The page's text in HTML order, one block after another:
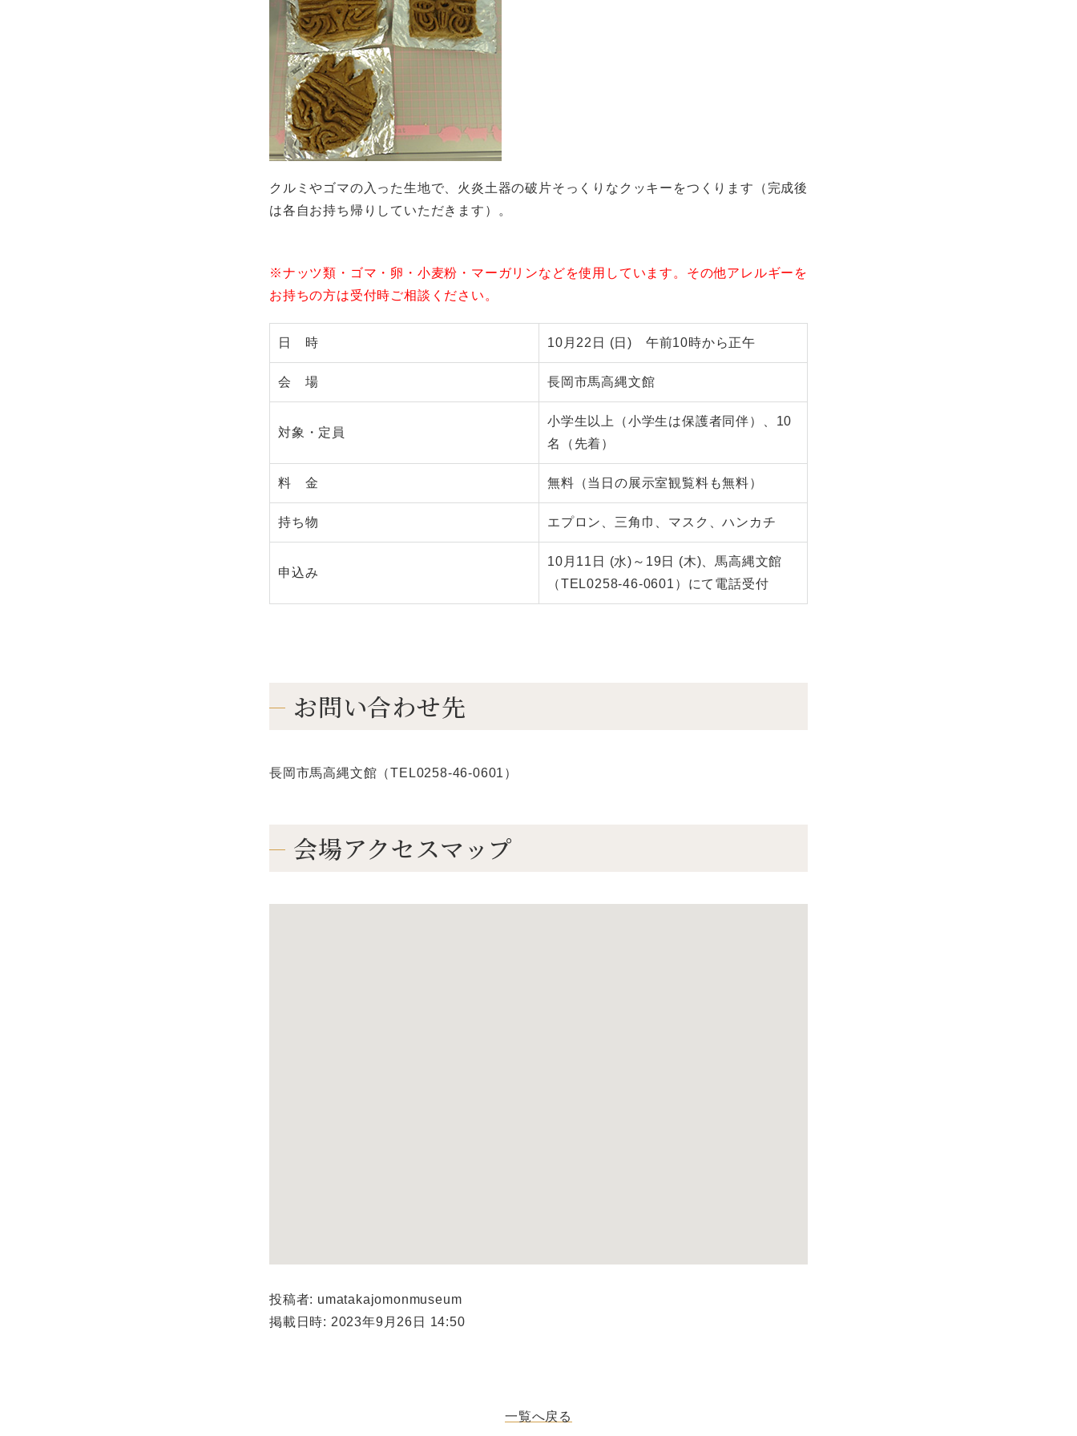
クルミやゴマの入った生地で、火炎土器の破片そっくりなクッキーをつくります（完成後
は各自お持ち帰りしていただきます）。
※ナッツ類・ゴマ・卵・小麦粉・マーガリンなどを使用しています。その他アレルギーを
お持ちの方は受付時ご相談ください。
日 時 10月22日 (日) 午前10時から正午
会 場 長岡市馬高縄文館
対象・定員
小学生以上（小学生は保護者同伴）、10
名（先着）
料 金 無料（当日の展示室観覧料も無料）
持ち物 エプロン、三角巾、マスク、ハンカチ
申込み
10月11日 (水)～19日 (木)、馬高縄文館
（TEL0258-46-0601）にて電話受付
お問い合わせ先
長岡市馬高縄文館（TEL0258-46-0601）
会場アクセスマップ
投稿者: umatakajomonmuseum
掲載日時: 2023年9月26日 14:50
一覧へ戻る